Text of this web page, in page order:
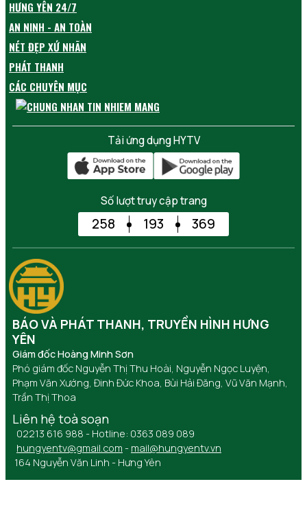
HƯNG YÊN 24/7
AN NINH - AN TOÀN
NÉT ĐẸP XỨ NHÃN
PHÁT THANH
CÁC CHUYÊN MỤC
Tải ứng dụng HYTV
Số lượt truy cập trang
258 193 369
BÁO VÀ PHÁT THANH, TRUYỀN HÌNH HƯNG
YÊN
Giám đốc Hoàng Minh Sơn
Phó giám đốc Nguyễn Thị Thu Hoài, Nguyễn Ngọc Luyện,
Phạm Văn Xướng, Đinh Đức Khoa, Bùi Hải Đăng, Vũ Văn Mạnh,
Trần Thị Thoa
Liên hệ toà soạn
02213 616 988 - Hotline: 0363 089 089
hungyentv@gmail.com - mail@hungyentv.vn
164 Nguyễn Văn Linh - Hưng Yên